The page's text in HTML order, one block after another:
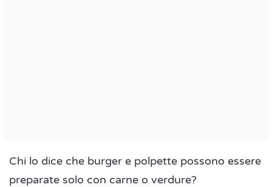
Chi lo dice che burger e polpette possono essere
preparate solo con carne o verdure?